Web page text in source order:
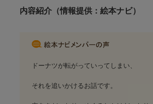
内容紹介（情報提供：絵本ナビ）
ドーナツが転がっていってしまい、
それを追いかけるお話です。